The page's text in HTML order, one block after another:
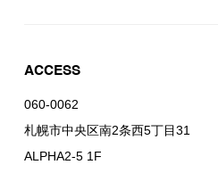
ACCESS
060-0062
札幌市中央区南2条西5丁目31
ALPHA2-5 1F